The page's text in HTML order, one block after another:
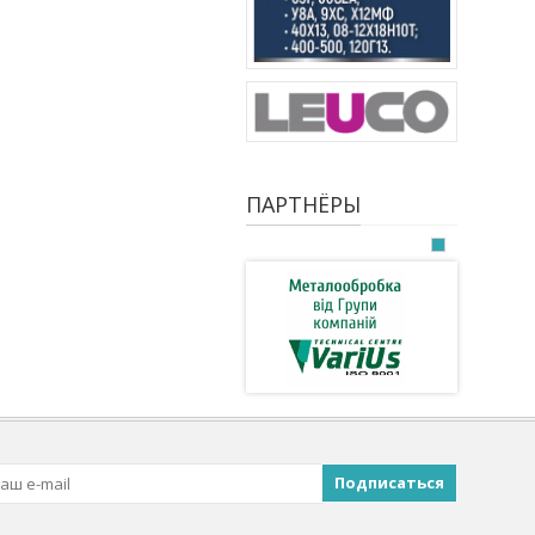
ПАРТНЁРЫ